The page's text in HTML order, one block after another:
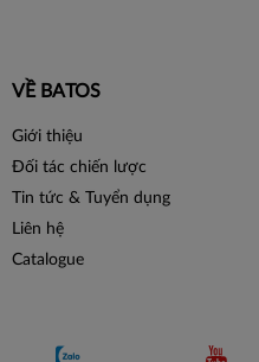
VỀ BATOS
Giới thiệu
Đối tác chiến lược
Tin tức & Tuyển dụng
Liên hệ
Catalogue